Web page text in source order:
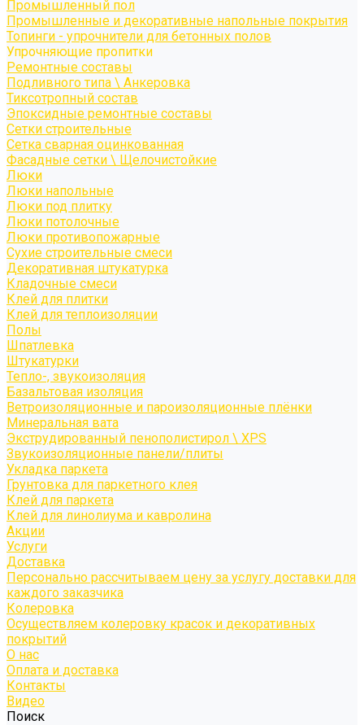
Промышленный пол
Промышленные и декоративные напольные покрытия
Топинги - упрочнители для бетонных полов
Упрочняющие пропитки
Ремонтные составы
Подливного типа \ Анкеровка
Тиксотропный состав
Эпоксидные ремонтные составы
Сетки строительные
Сетка сварная оцинкованная
Фасадные сетки \ Щелочистойкие
Люки
Люки напольные
Люки под плитку
Люки потолочные
Люки противопожарные
Сухие строительные смеси
Декоративная штукатурка
Кладочные смеси
Клей для плитки
Клей для теплоизоляции
Полы
Шпатлевка
Штукатурки
Тепло-, звукоизоляция
Базальтовая изоляция
Ветроизоляционные и пароизоляционные плёнки
Минеральная вата
Экструдированный пенополистирол \ XPS
Звукоизоляционные панели/плиты
Укладка паркета
Грунтовка для паркетного клея
Клей для паркета
Клей для линолиума и кавролина
Акции
Услуги
Доставка
Персонально рассчитываем цену за услугу доставки для
каждого заказчика
Колеровка
Осуществляем колеровку красок и декоративных
покрытий
О нас
Оплата и доставка
Контакты
Видео
Поиск